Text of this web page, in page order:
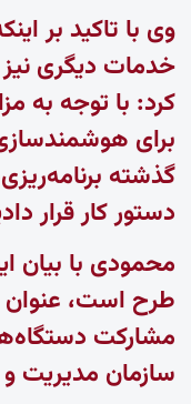
وی با تاکید بر
خدمات دیگری
کرد: با توجه به
برای
گذشته
دستور کار قرار
محمودی با بیان
طرح است، عنوان
مشارکت
سازمان مدیریت و